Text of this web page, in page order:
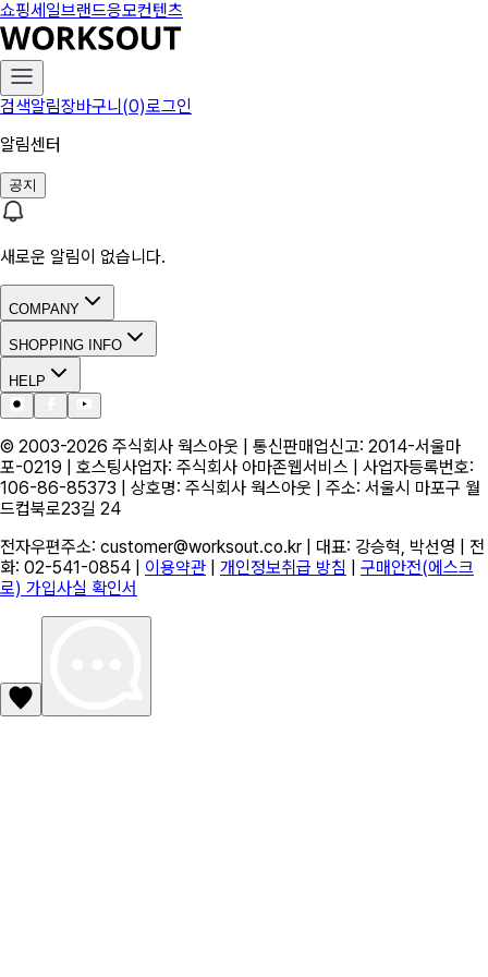
쇼핑세일브랜드응모컨텐츠
검색알림장바구니(0)로그인
알림센터
공지
새로운 알림이 없습니다.
COMPANY
SHOPPING INFO
HELP
© 2003-2026 주식회사 웍스아웃 | 통신판매업신고: 2014-서울마
포-0219 | 호스팅사업자: 주식회사 아마존웹서비스 | 사업자등록번호:
106-86-85373 | 상호명: 주식회사 웍스아웃 | 주소: 서울시 마포구 월
드컵북로23길 24
전자우편주소: customer@worksout.co.kr | 대표: 강승혁, 박선영 | 전
화: 02-541-0854 |
이용약관 개인정보취급 방침
구매안전(에스크
로) 가입사실 확인서